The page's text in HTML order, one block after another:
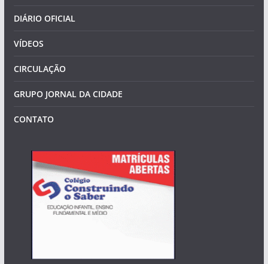
DIÁRIO OFICIAL
VÍDEOS
CIRCULAÇÃO
GRUPO JORNAL DA CIDADE
CONTATO